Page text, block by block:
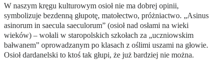
W naszym kręgu kulturowym osioł nie ma dobrej opinii,
symbolizuje bezdenną głupotę, matołectwo, próżniactwo. „Asinus
asinorum in saecula saeculorum” (osioł nad osłami na wieki
wieków) – wołali w staropolskich szkołach za „uczniowskim
bałwanem” oprowadzanym po klasach z oślimi uszami na głowie.
Osioł dardanelski to ktoś tak głupi, że już bardziej nie można.